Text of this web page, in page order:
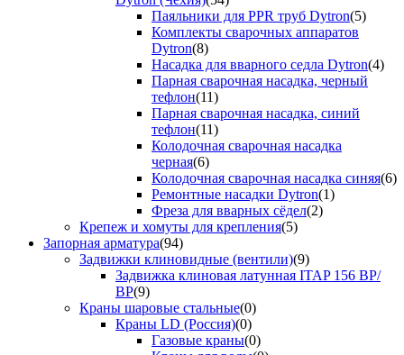
Паяльники для PPR труб Dytron(5)
Комплекты сварочных аппаратов
Dytron(8)
Насадка для вварного седла Dytron(4)
Парная сварочная насадка, черный
тефлон(11)
Парная сварочная насадка, синий
тефлон(11)
Колодочная сварочная насадка
черная(6)
Колодочная сварочная насадка синяя(6)
Ремонтные насадки Dytron(1)
Фреза для вварных сёдел(2)
Крепеж и хомуты для крепления(5)
Запорная арматура(94)
Задвижки клиновидные (вентили)(9)
Задвижка клиновая латунная ITAP 156 ВР/
ВР(9)
Краны шаровые стальные(0)
Краны LD (Россия)(0)
Газовые краны(0)